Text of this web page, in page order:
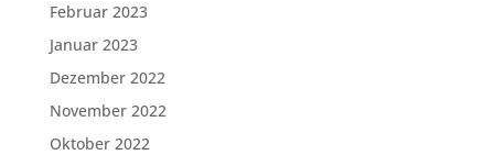
Februar 2023
Januar 2023
Dezember 2022
November 2022
Oktober 2022